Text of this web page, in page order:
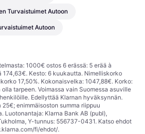
Turvaistuimet Autoon
Autoon
1000€ ostos 6 erässä: 5 erää à
174,63€. Kesto: 6 kuukautta. Nimelliskorko
17,50%. Kokonaisvelka: 1047,88€. Korko:
tarpeen. Voimassa vain Suomessa asuville
Edellyttää Klarnan hyväksynnän.
enimmäisoston summa riippuu
Luotonantaja: Klarna Bank AB (publ),
Y-tunnus: 556737-0431. Katso ehdot
fi/ehdot/.